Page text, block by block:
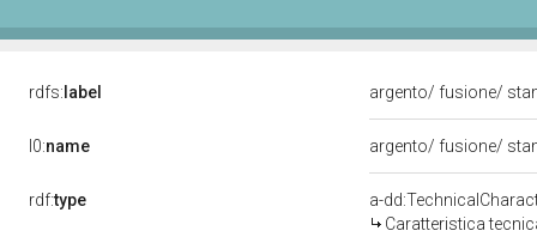
rdfs: label argento/ fusione/
l0:name argento/ fusione/
rdf:type
a-
Caratteristica